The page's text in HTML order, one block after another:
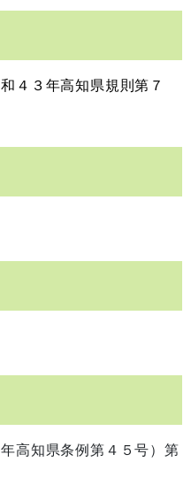
４３年高知県規則第７
高知県条例第４５号）第